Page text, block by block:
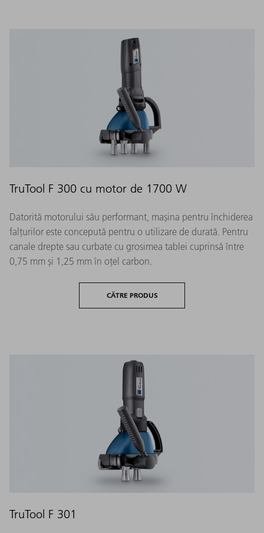
TruTool F 300 cu motor de 1700 W
Datorită motorului său performant, mașina pentru închiderea
falțurilor este concepută pentru o utilizare de durată. Pentru
canale drepte sau curbate cu grosimea tablei cuprinsă între
0,75 mm și 1,25 mm în oțel carbon.
CĂTRE PRODUS
TruTool F 301